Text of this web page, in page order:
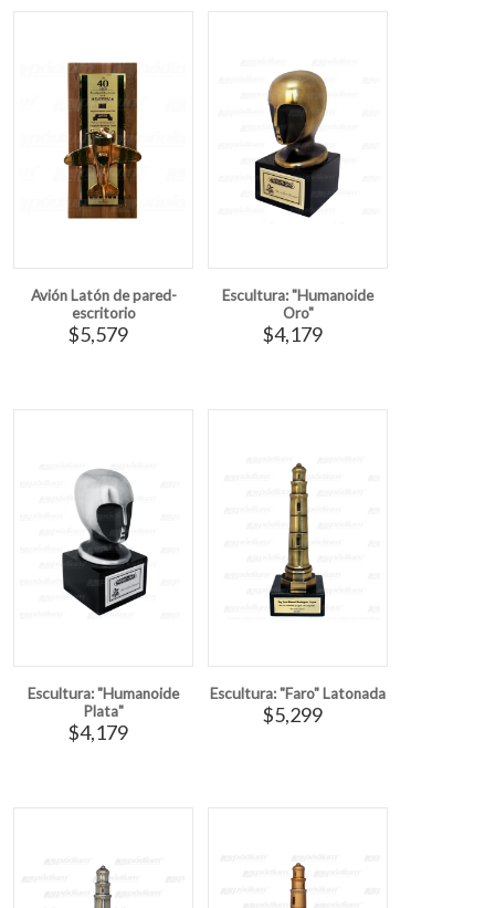
Avión Latón de pared-
escritorio
$5,579
Escultura: "Humanoide
Oro"
$4,179
Escultura: "Humanoide
Plata"
$4,179
Escultura: "Faro" Latonada
$5,299